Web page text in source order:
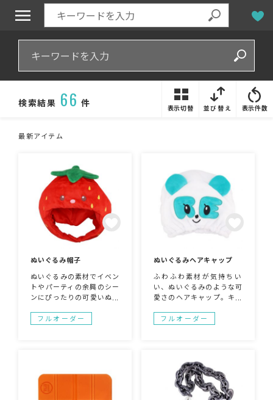
検索結果 66 件 表示切替 並び替え 表示件数
最新アイテム
ぬいぐるみ帽子
ぬいぐるみの素材でイベン
トやパーティの余興のシー
ンにぴったりの可愛いぬい
業のキャラクターを使用し
て、展示会や社外イベント
フルオーダー
ぬいぐるみヘアキャップ
ふわふわ素材が気持ちい
い、ぬいぐるみのような可
愛さのヘアキャップ。キャ
ま“かぶれる”形にできま
す！ファンイベントやキャ
フルオーダー